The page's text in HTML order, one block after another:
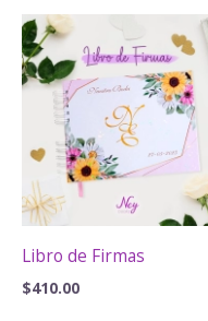
desde
$460.00
hasta
$600.00
Libro de Firmas
$410.00